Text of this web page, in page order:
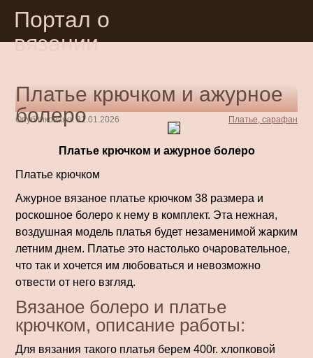
Портал о
вязании
Платье крючком и ажурное
болеро
Опубликовано: 31.01.2026 Платье, сарафан
Платье крючком и ажурное болеро
Платье крючком
Ажурное вязаное платье крючком 38 размера и
роскошное болеро к нему в комплект. Эта нежная,
воздушная модель платья будет незаменимой жарким
летним днем. Платье это настолько очаровательное,
что так и хочется им любоваться и невозможно
отвести от него взгляд.
Вязаное болеро и платье
крючком, описание работы:
Для вязания такого платья берем 400г. хлопковой